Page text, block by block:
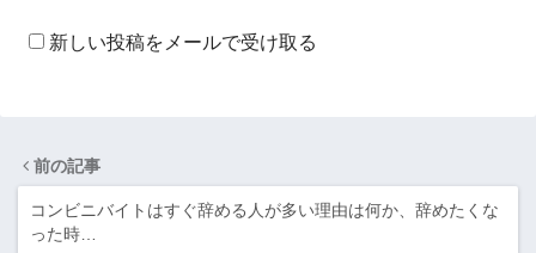
新しい投稿をメールで受け取る
前の記事
コンビニバイトはすぐ辞める人が多い理由は何か、辞めたくな
った時…